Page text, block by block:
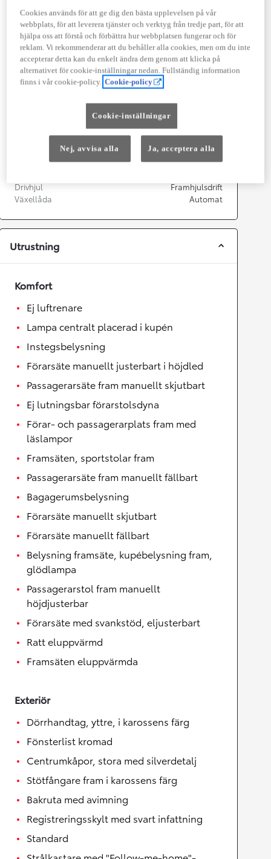
Motor
Cylindrar
4
Kapacitet
1 798 cc
Effekt
90 kw (122 hk)
Acceleration 0-100km/h
Växellåda
Drivhjul
Framhjulsdrift
Växellåda
Automat
Utrustning
Komfort
Ej luftrenare
Lampa centralt placerad i kupén
Instegsbelysning
Förarsäte manuellt justerbart i höjdled
Passagerarsäte fram manuellt skjutbart
Ej lutningsbar förarstolsdyna
Förar- och passagerarplats fram med
läslampor
Framsäten, sportstolar fram
Passagerarsäte fram manuellt fällbart
Bagagerumsbelysning
Förarsäte manuellt skjutbart
Förarsäte manuellt fällbart
Belysning framsäte, kupébelysning fram,
glödlampa
Passagerarstol fram manuellt
höjdjusterbar
Förarsäte med svankstöd, eljusterbart
Ratt eluppvärmd
Framsäten eluppvärmda
Exteriör
Dörrhandtag, yttre, i karossens färg
Fönsterlist kromad
Centrumkåpor, stora med silverdetalj
Stötfångare fram i karossens färg
Bakruta med avimning
Registreringsskylt med svart infattning
Standard
Cookies används för att ge dig den bästa upplevelsen på vår
webbplats, för att leverera tjänster och verktyg från tredje part, för att
hjälpa oss att förstå och förbättra hur webbplatsen fungerar och för
reklam. Vi rekommenderar att du behåller alla cookies, men om du inte
accepterar detta kan du enkelt ändra dem genom att klicka på
alternativet för cookie-inställningar nedan. Fullständig information
finns i vår cookie-policy. Cookie-policy
Cookie-inställningar
Nej, avvisa alla Ja, acceptera alla